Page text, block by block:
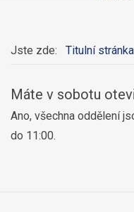
Jste zde: Titulní stránka
Máte v sobotu
Ano, všechna oddělení
do 11:00.